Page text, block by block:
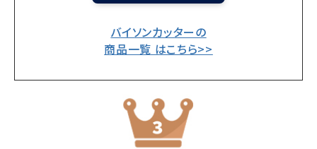
バイソンカッターの
商品一覧 はこちら>>